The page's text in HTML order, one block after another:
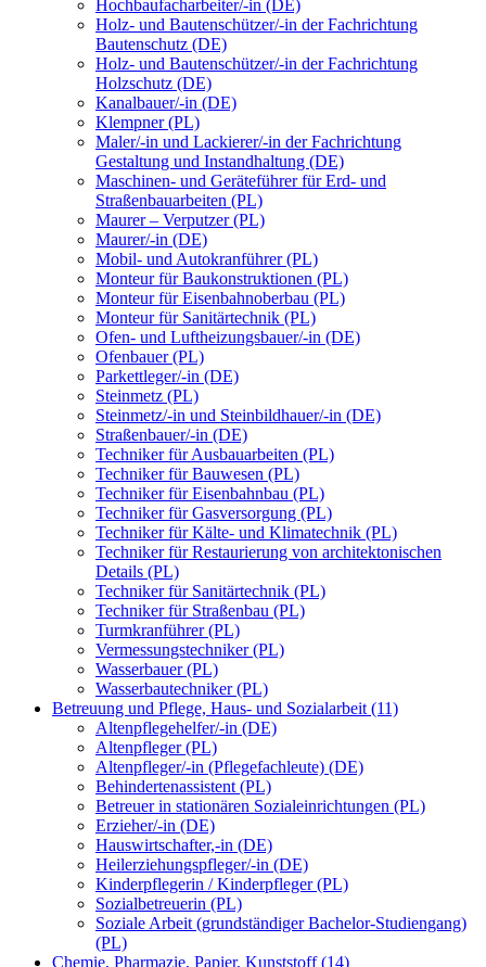
Hochbaufacharbeiter/-in (DE)
Holz- und Bautenschützer/-in der Fachrichtung
Bautenschutz (DE)
Holz- und Bautenschützer/-in der Fachrichtung
Holzschutz (DE)
Kanalbauer/-in (DE)
Klempner (PL)
Maler/-in und Lackierer/-in der Fachrichtung
Gestaltung und Instandhaltung (DE)
Maschinen- und Geräteführer für Erd- und
Straßenbauarbeiten (PL)
Maurer – Verputzer (PL)
Maurer/-in (DE)
Mobil- und Autokranführer (PL)
Monteur für Baukonstruktionen (PL)
Monteur für Eisenbahnoberbau (PL)
Monteur für Sanitärtechnik (PL)
Ofen- und Luftheizungsbauer/-in (DE)
Ofenbauer (PL)
Parkettleger/-in (DE)
Steinmetz (PL)
Steinmetz/-in und Steinbildhauer/-in (DE)
Straßenbauer/-in (DE)
Techniker für Ausbauarbeiten (PL)
Techniker für Bauwesen (PL)
Techniker für Eisenbahnbau (PL)
Techniker für Gasversorgung (PL)
Techniker für Kälte- und Klimatechnik (PL)
Techniker für Restaurierung von architektonischen
Details (PL)
Techniker für Sanitärtechnik (PL)
Techniker für Straßenbau (PL)
Turmkranführer (PL)
Vermessungstechniker (PL)
Wasserbauer (PL)
Wasserbautechniker (PL)
Betreuung und Pflege, Haus- und Sozialarbeit (11)
Altenpflegehelfer/-in (DE)
Altenpfleger (PL)
Altenpfleger/-in (Pflegefachleute) (DE)
Behindertenassistent (PL)
Betreuer in stationären Sozialeinrichtungen (PL)
Erzieher/-in (DE)
Hauswirtschafter,-in (DE)
Heilerziehungspfleger/-in (DE)
Kinderpflegerin / Kinderpfleger (PL)
Sozialbetreuerin (PL)
Soziale Arbeit (grundständiger Bachelor-Studiengang)
(PL)
Chemie, Pharmazie, Papier, Kunststoff (14)